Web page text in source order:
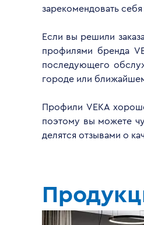
зарекомендовать
Если вы решили
профилями бренда
последующего
городе или
Профили VEKA
поэтому вы можете
делятся отзывами о